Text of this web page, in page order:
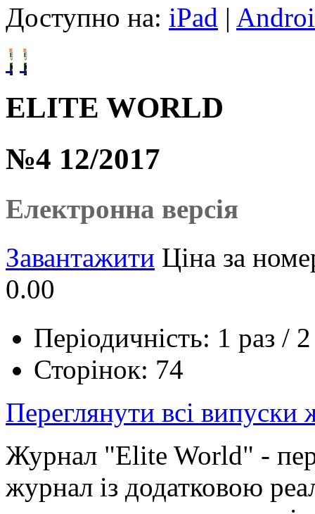
Доступно на: iPad |
ELITE WORLD
№4 12/2017
Електронна версія
Завантажити Ціна за
0.00
Періодичність: 1 раз /
Сторінок: 74
Переглянути всі випуски
Журнал "Elite World" -
журнал із додатковою